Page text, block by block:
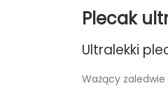
Plecak
Ultralekki
Ważący